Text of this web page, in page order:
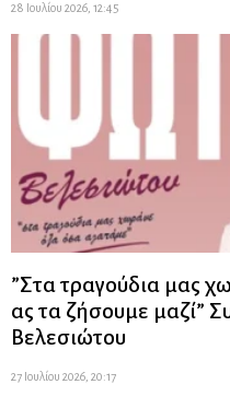
28 Ιουλίου 2026, 12:45
”Στα τραγούδια μας
ας τα ζήσουμε μαζί”
Βελεσιώτου
27 Ιουλίου 2026, 20:17